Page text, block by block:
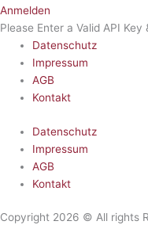
Anmelden
Please Enter a Valid API Key
Datenschutz
Impressum
AGB
Kontakt
Datenschutz
Impressum
AGB
Kontakt
Copyright 2026 © All rights